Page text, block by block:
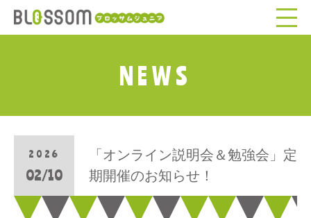
NEWS
2026
02/10
「オンライン説明会＆勉強会」定
期開催のお知らせ！